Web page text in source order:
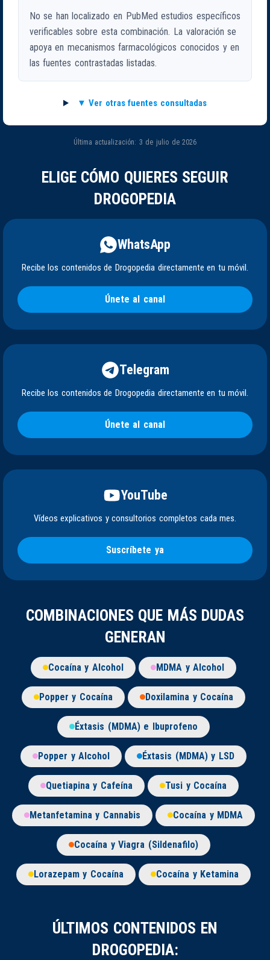
No se han localizado en PubMed estudios específicos
verificables sobre esta combinación. La valoración se
apoya en mecanismos farmacológicos conocidos y en
las fuentes contrastadas listadas.
Ver otras fuentes consultadas
Última actualización: 3 de julio de 2026
ELIGE CÓMO QUIERES SEGUIR
DROGOPEDIA
WhatsApp
Recibe los contenidos de Drogopedia directamente en tu móvil.
Únete al canal
Telegram
Recibe los contenidos de Drogopedia directamente en tu móvil.
Únete al canal
YouTube
Vídeos explicativos y consultorios completos cada mes.
Suscríbete ya
COMBINACIONES QUE MÁS DUDAS
GENERAN
Cocaína y Alcohol MDMA y Alcohol
Popper y Cocaína Doxilamina y Cocaína
Éxtasis (MDMA) e Ibuprofeno
Popper y Alcohol Éxtasis (MDMA) y LSD
Quetiapina y Cafeína Tusi y Cocaína
Metanfetamina y Cannabis Cocaína y MDMA
Cocaína y Viagra (Sildenafilo)
Lorazepam y Cocaína Cocaína y Ketamina
ÚLTIMOS CONTENIDOS EN
DROGOPEDIA: